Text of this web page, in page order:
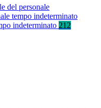
del personale
tempo indeterminato
indeterminato 212